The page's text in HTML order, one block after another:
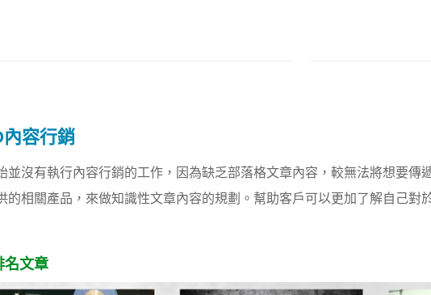
容行銷
並沒有執行內容行銷的工作，因為缺乏部落格文章內容，較無法將想要傳
的相關產品，來做知識性文章內容的規劃。幫助客戶可以更加了解自己對
名文章